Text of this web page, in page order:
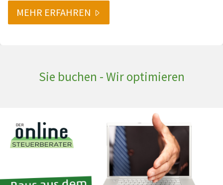
MEHR ERFAHREN
Sie buchen - Wir optimieren